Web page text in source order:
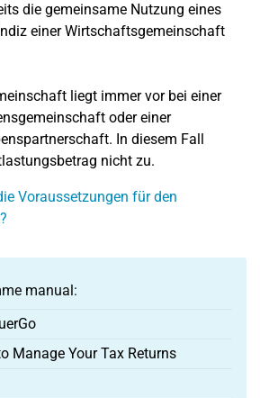
die gemeinsame Nutzung eines
einer Wirtschaftsgemeinschaft
liegt immer vor bei einer
oder einer
In diesem Fall
nicht zu.
Voraussetzungen für den
manual:
Manage Your Tax Returns